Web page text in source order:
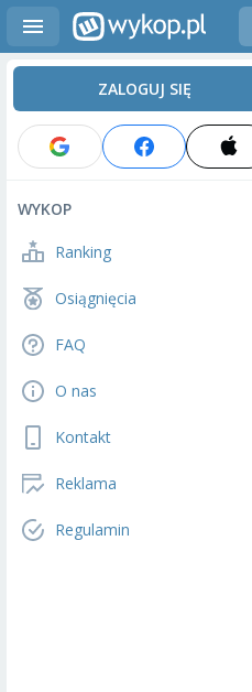
ZALOGUJ SIĘ
WYKOP
Ranking
Osiągnięcia
FAQ
O nas
Kontakt
Reklama
Regulamin